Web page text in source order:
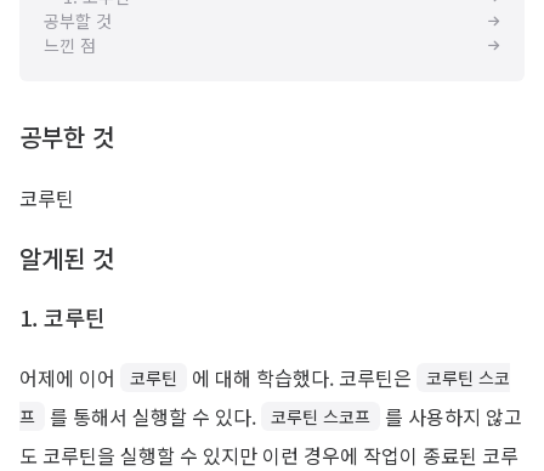
공부할 것
느낀 점
공부한 것
코루틴
알게된 것
1. 코루틴
어제에 이어 코루틴 에 대해 학습했다. 코루틴은
코루틴 스코
프 를 통해서 실행할 수 있다. 코루틴 스코프 를 사용하지 않고
도 코루틴을 실행할 수 있지만 이런 경우에 작업이 종료된 코루